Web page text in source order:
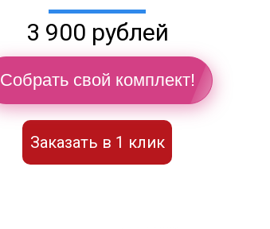
3 900 рублей
Собрать свой комплект!
Заказать в 1 клик